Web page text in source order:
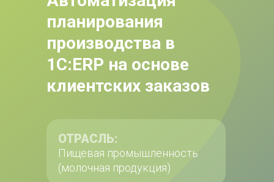
планирования
производства в
1С:ERP на основе
клиентских заказов
ОТРАСЛЬ:
Пищевая промышленность
(молочная продукция)